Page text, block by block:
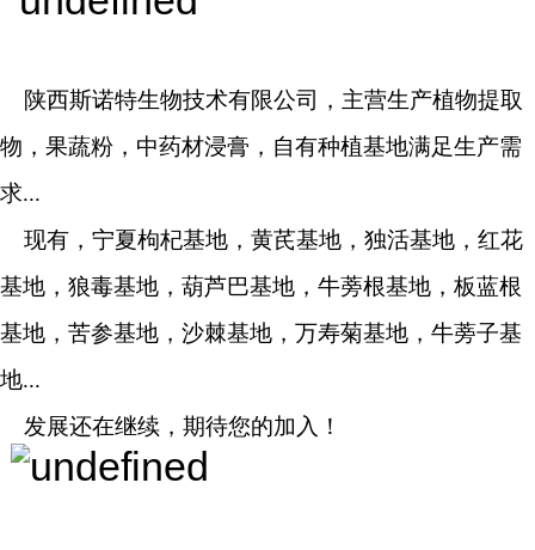
陕西斯诺特生物技术有限公司，主营生产植物提取
物，果蔬粉，中药材浸膏，自有种植基地满足生产需
求...
现有，宁夏枸杞基地，黄芪基地，独活基地，红花
基地，狼毒基地，葫芦巴基地，牛蒡根基地，板蓝根
基地，苦参基地，沙棘基地，万寿菊基地，牛蒡子基
地...
发展还在继续，期待您的加入！